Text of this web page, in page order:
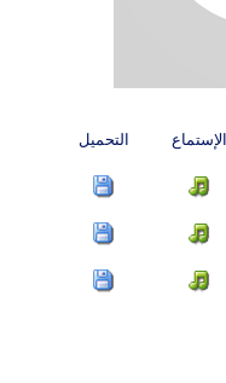
الإستماع التحميل